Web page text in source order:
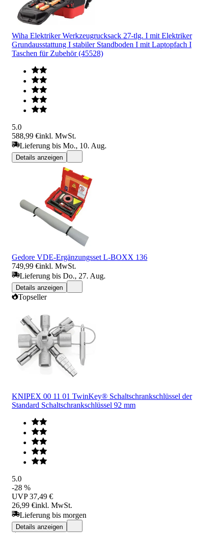
Wiha Elektriker Werkzeugrucksack 27-tlg. I mit Elektriker
Grundausstattung I stabiler Standboden I mit Laptopfach I
Taschen für Zubehör (45528)
5.0
588,99 €inkl. MwSt.
Lieferung bis Mo., 10. Aug.
Details anzeigen
Gedore VDE-Ergänzungsset L-BOXX 136
749,99 €inkl. MwSt.
Lieferung bis Do., 27. Aug.
Details anzeigen
Topseller
KNIPEX 00 11 01 TwinKey® Schaltschrankschlüssel der
Standard Schaltschrankschlüssel 92 mm
5.0
-28 %
UVP 37,49 €
26,99 €inkl. MwSt.
Lieferung bis morgen
Details anzeigen